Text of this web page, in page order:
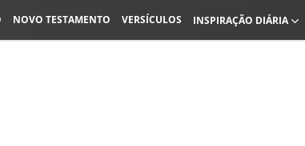
NOVO TESTAMENTO VERSÍCULOS INSPIRAÇÃO DIÁRIA